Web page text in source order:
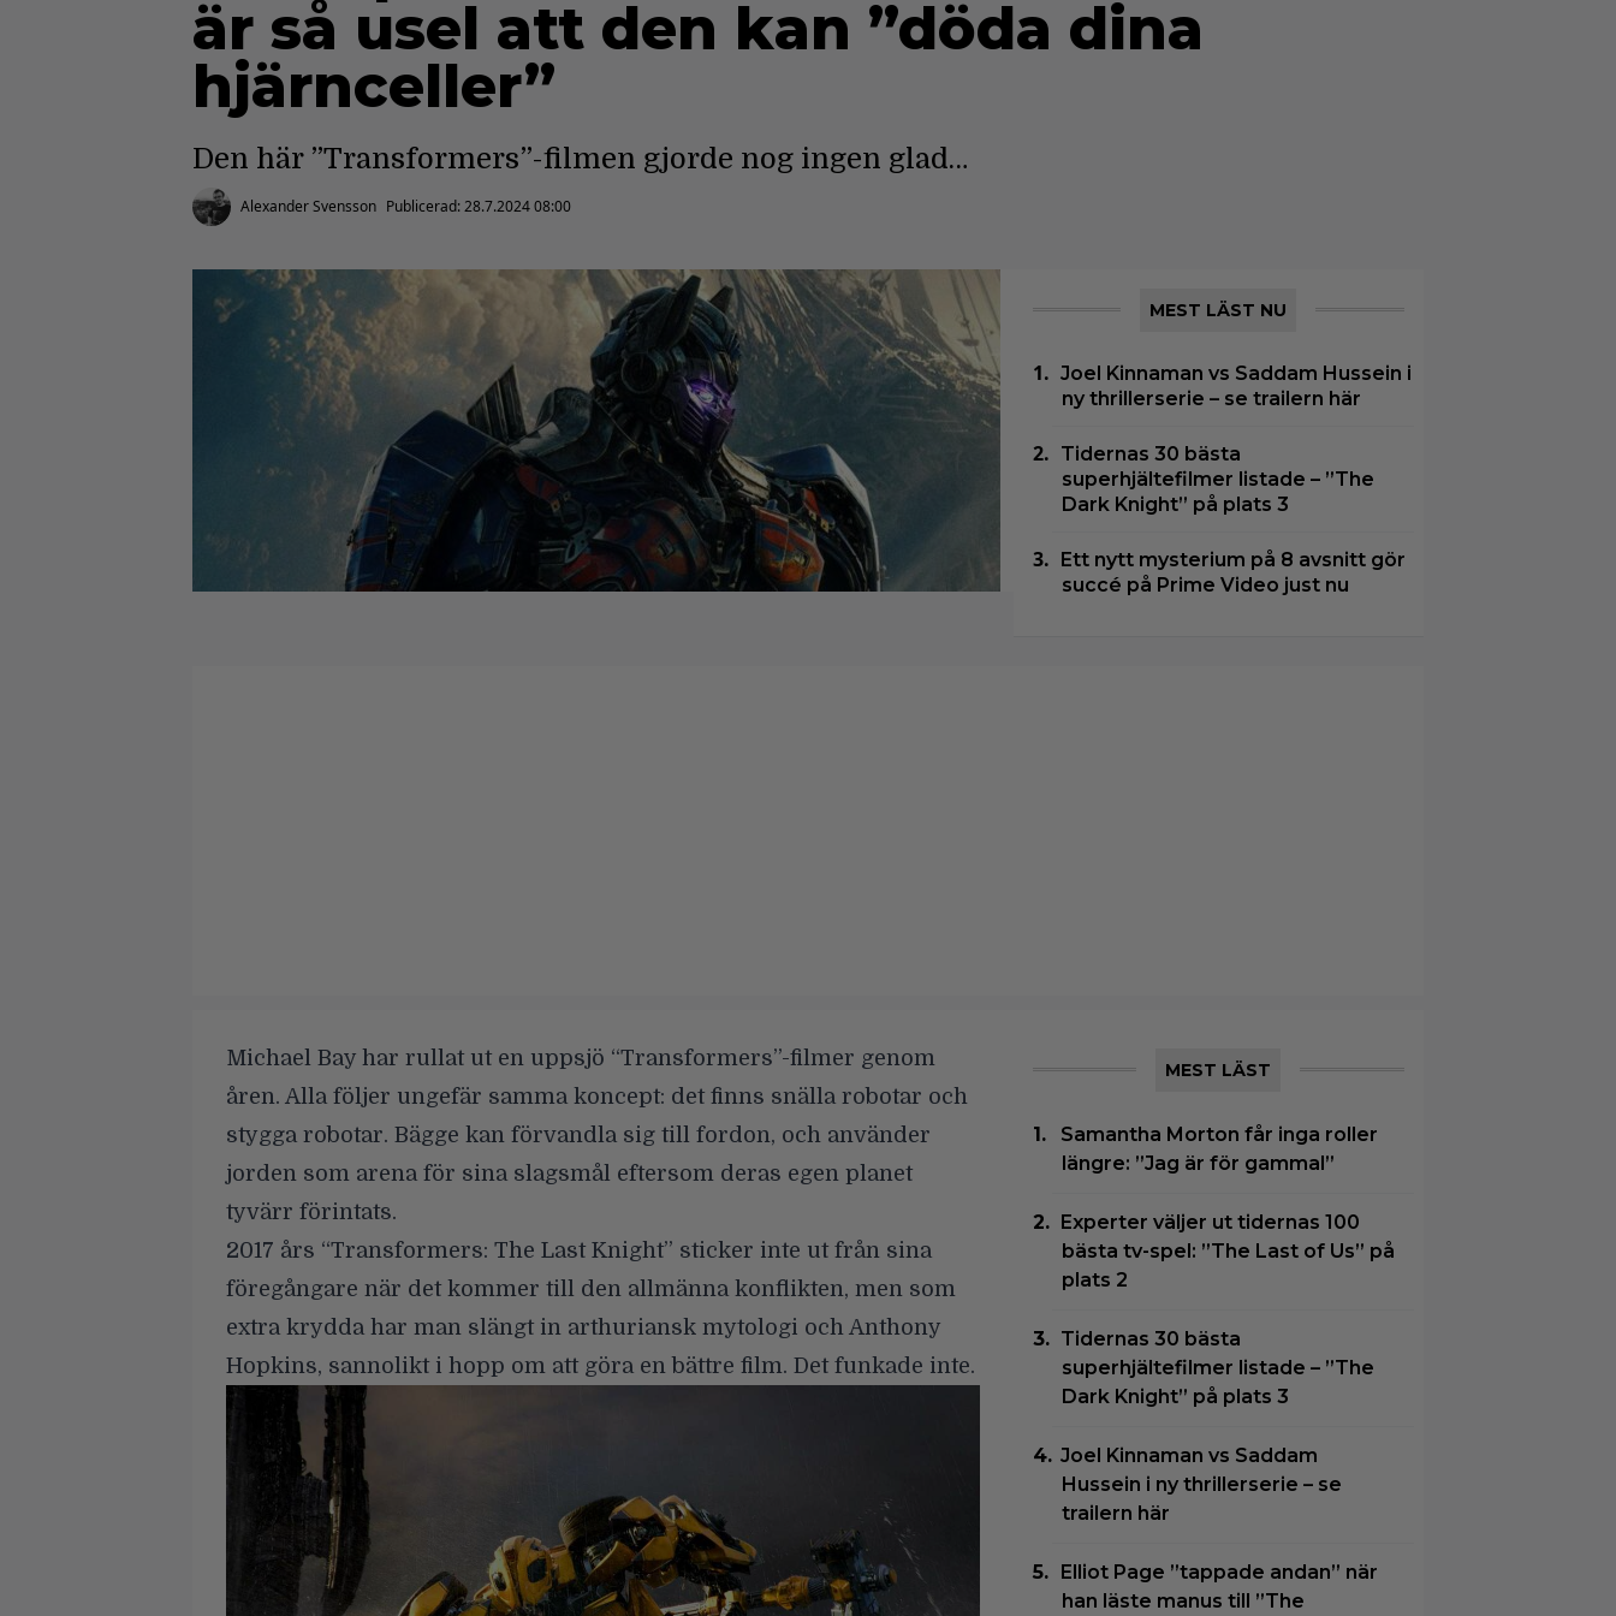
är så usel att den kan ”döda dina
hjärnceller”
Den här ”Transformers”-filmen gjorde nog ingen glad…
Alexander Svensson Publicerad:28.7.2024 08:00
MEST LÄST NU
Joel Kinnaman vs Saddam Hussein i
ny thrillerserie – se trailern här
Tidernas 30 bästa
superhjältefilmer listade – ”The
Dark Knight” på plats 3
Ett nytt mysterium på 8 avsnitt gör
succé på Prime Video just nu
Michael Bay har rullat ut en uppsjö “Transformers”-filmer genom
åren. Alla följer ungefär samma koncept: det finns snälla robotar och
stygga robotar. Bägge kan förvandla sig till fordon, och använder
jorden som arena för sina slagsmål eftersom deras egen planet
tyvärr förintats.
2017 års “Transformers: The Last Knight” sticker inte ut från sina
föregångare när det kommer till den allmänna konflikten, men som
extra krydda har man slängt in arthuriansk mytologi och Anthony
Hopkins, sannolikt i hopp om att göra en bättre film. Det funkade inte.
MEST LÄST
Samantha Morton får inga roller
längre: ”Jag är för gammal”
Experter väljer ut tidernas 100
bästa tv-spel: ”The Last of Us” på
plats 2
Tidernas 30 bästa
superhjältefilmer listade – ”The
Dark Knight” på plats 3
Joel Kinnaman vs Saddam
Hussein i ny thrillerserie – se
trailern här
Elliot Page ”tappade andan” när
han läste manus till ”The